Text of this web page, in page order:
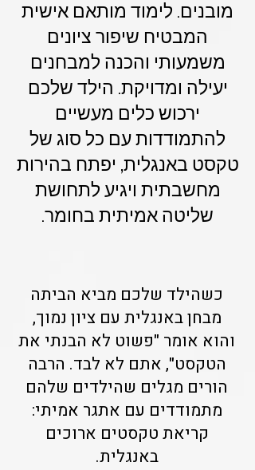
מובנים. לימוד מותאם אישית
המבטיח שיפור ציונים
משמעותי והכנה למבחנים
יעילה ומדויקת. הילד שלכם
ירכוש כלים מעשיים
להתמודדות עם כל סוג של
טקסט באנגלית, יפתח בהירות
מחשבתית ויגיע לתחושת
שליטה אמיתית בחומר.
כשהילד שלכם מביא הביתה
מבחן באנגלית עם ציון נמוך,
והוא אומר "פשוט לא הבנתי את
הטקסט", אתם לא לבד. הרבה
הורים מגלים שהילדים שלהם
מתמודדים עם אתגר אמיתי:
קריאת טקסטים ארוכים
באנגלית.